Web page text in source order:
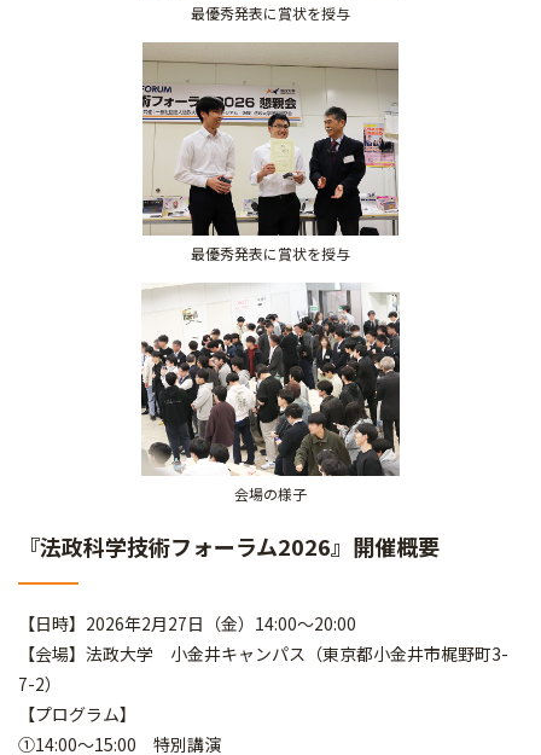
最優秀発表に賞状を授与
最優秀発表に賞状を授与
会場の様子
『法政科学技術フォーラム2026』開催概要
【日時】2026年2月27日（金）14:00～20:00
【会場】法政大学 小金井キャンパス（東京都小金井市梶野町3-
7-2）
【プログラム】
①14:00～15:00 特別講演